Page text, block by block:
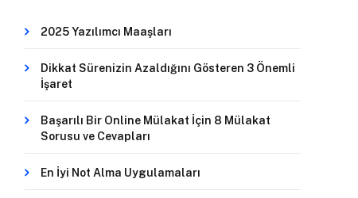
2025 Yazılımcı Maaşları
Dikkat Sürenizin Azaldığını Gösteren 3 Önemli
İşaret
Başarılı Bir Online Mülakat İçin 8 Mülakat
Sorusu ve Cevapları
En İyi Not Alma Uygulamaları